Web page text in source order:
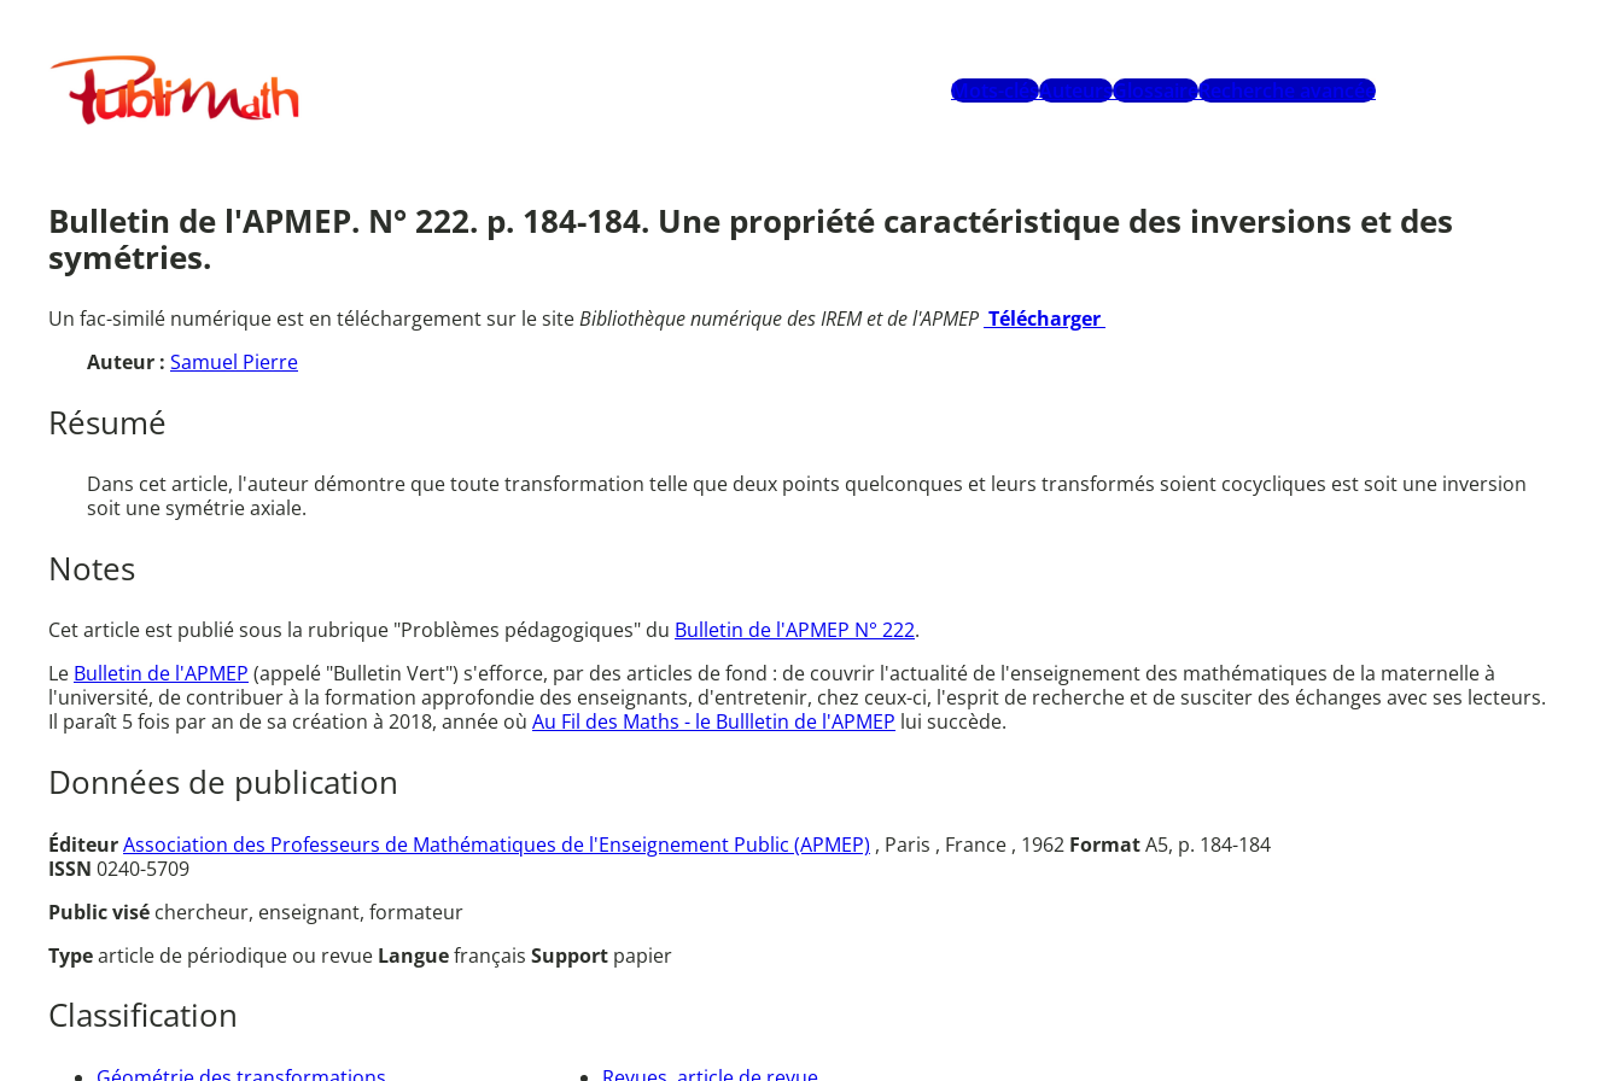
contenuPublimath
Mots-clésAuteursGlossaireRecherche avancée
Bulletin de l'APMEP. N° 222. p. 184-184. Une propriété caractéristique des inversions et des
symétries.
Un fac-similé numérique est en téléchargement sur le siteBibliothèque numérique des IREM et de l'APMEP Télécharger
Auteur : Samuel Pierre
Résumé
Dans cet article, l'auteur démontre que toute transformation telle que deux points quelconques et leurs transformés soient cocycliques est soit une inversion
soit une symétrie axiale.
Notes
Cet article est publié sous la rubrique "Problèmes pédagogiques" du Bulletin de l'APMEP N° 222.
Le Bulletin de l'APMEP (appelé "Bulletin Vert") s'efforce, par des articles de fond : de couvrir l'actualité de l'enseignement des mathématiques de la maternelle à
l'université, de contribuer à la formation approfondie des enseignants, d'entretenir, chez ceux-ci, l'esprit de recherche et de susciter des échanges avec ses lecteurs.
Il paraît 5 fois par an de sa création à 2018, année où Au Fil des Maths - le Bullletin de l'APMEP lui succède.
Données de publication
ÉditeurAssociation des Professeurs de Mathématiques de l'Enseignement Public (APMEP) , Paris , France , 1962 FormatA5, p. 184-184
ISSN 0240-5709
Public visé chercheur, enseignant, formateur
Typearticle de périodique ou revue Languefrançais Support papier
Classification